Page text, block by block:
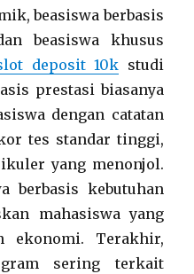
beasiswa berbasis
beasiswa khusus
deposit 10k studi
prestasi biasanya
dengan catatan
tes standar tinggi,
yang menonjol.
berbasis kebutuhan
mahasiswa yang
ekonomi. Terakhir,
sering terkait